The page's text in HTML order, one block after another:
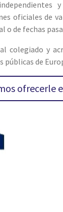
oficiales de
o de fechas
colegiado y
de
ofrecerle